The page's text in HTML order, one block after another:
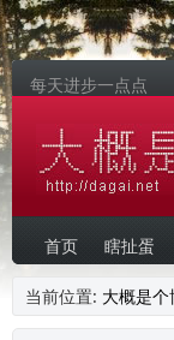
每天进步一点点
首页 瞎扯蛋
当前位置: 大概是个